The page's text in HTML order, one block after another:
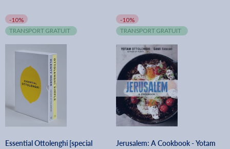
-10%
TRANSPORT GRATUIT
Essential Ottolenghi [special
-10%
TRANSPORT GRATUIT
Jerusalem: A Cookbook - Yotam